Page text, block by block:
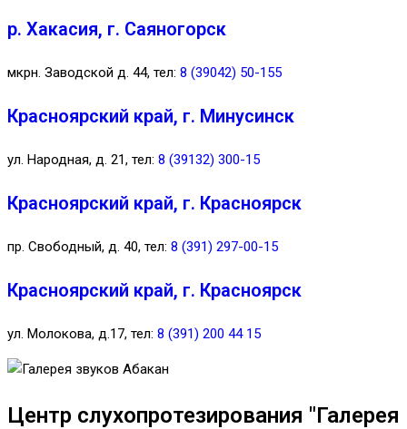
р. Хакасия, г. Саяногорск
мкрн. Заводской д. 44, тел: 8 (39042) 50-155
Красноярский край, г. Минусинск
ул. Народная, д. 21, тел: 8 (39132) 300-15
Красноярский край, г. Красноярск
пр. Свободный, д. 40, тел: 8 (391) 297-00-15
Красноярский край, г. Красноярск
ул. Молокова, д.17, тел: 8 (391) 200 44 15
Центр слухопротезирования "Галерея